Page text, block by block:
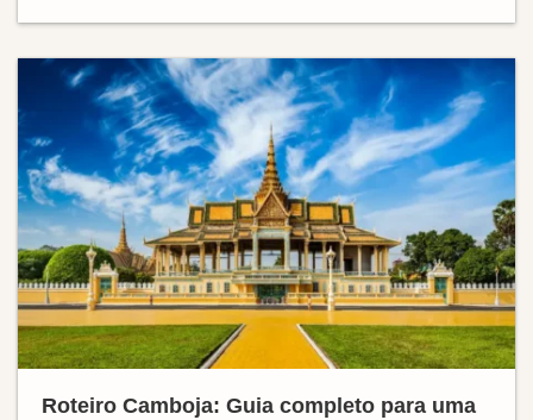
Roteiro Camboja: Guia completo para uma